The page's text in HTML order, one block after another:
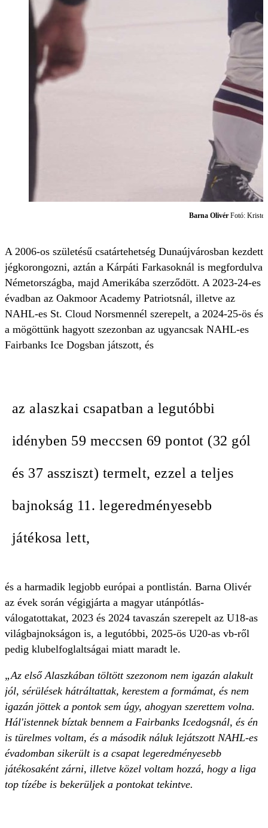
Barna OlivérFotó: Kristen
A 2006-os születésű csatártehetség Dunaújvárosban kezdett
jégkorongozni, aztán a Kárpáti Farkasoknál is megfordulva
Németországba, majd Amerikába szerződött. A 2023-24-es
évadban az Oakmoor Academy Patriotsnál, illetve az
NAHL-es St. Cloud Norsmennél szerepelt, a 2024-25-ös és
a mögöttünk hagyott szezonban az ugyancsak NAHL-es
Fairbanks Ice Dogsban játszott, és
az alaszkai csapatban a legutóbbi
idényben 59 meccsen 69 pontot (32 gól
és 37 assziszt) termelt, ezzel a teljes
bajnokság 11. legeredményesebb
játékosa lett,
és a harmadik legjobb európai a pontlistán. Barna Olivér
az évek során végigjárta a magyar utánpótlás-
válogatottakat, 2023 és 2024 tavaszán szerepelt az U18-as
világbajnokságon is, a legutóbbi, 2025-ös U20-as vb-ről
pedig klubelfoglaltságai miatt maradt le.
„Az első Alaszkában töltött szezonom nem igazán alakult
jól, sérülések hátráltattak, kerestem a formámat, és nem
igazán jöttek a pontok sem úgy, ahogyan szerettem volna.
Hál'istennek bíztak bennem a Fairbanks Icedogsnál, és én
is türelmes voltam, és a második náluk lejátszott NAHL-es
évadomban sikerült is a csapat legeredményesebb
játékosaként zárni, illetve közel voltam hozzá, hogy a liga
top tízébe is bekerüljek a pontokat tekintve.